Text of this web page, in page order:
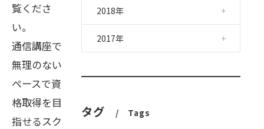
2018年
2017年
タグ Tags
覧くださ
い。
通信講座で
無理のない
ペースで資
格取得を目
指せるスク